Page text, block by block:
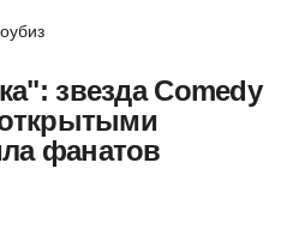
звезда Comedy
фанатов